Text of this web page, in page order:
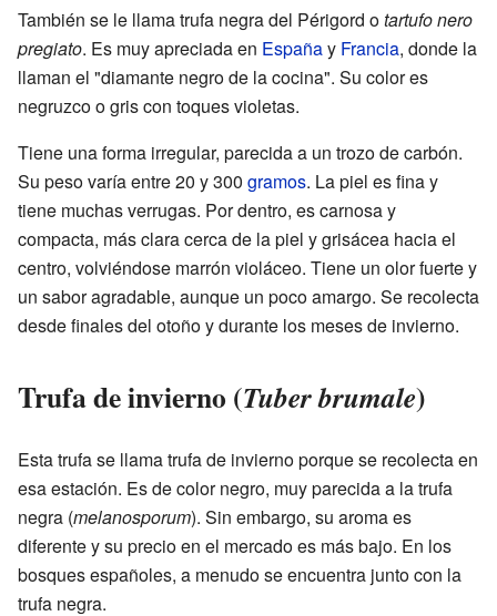
También se le llama trufa negra del Périgord otartufo nero
pregiato. Es muy apreciada en Españay Francia, donde la
llaman el "diamante negro de la cocina". Su color es
negruzco o gris con toques violetas.
Tiene una forma irregular, parecida a un trozo de carbón.
Su peso varía entre 20 y 300 gramos. La piel es fina y
tiene muchas verrugas. Por dentro, es carnosa y
compacta, más clara cerca de la piel y grisácea hacia el
centro, volviéndose marrón violáceo. Tiene un olor fuerte y
un sabor agradable, aunque un poco amargo. Se recolecta
desde finales del otoño y durante los meses de invierno.
Trufa de invierno (Tuber brumale)
Esta trufa se llama trufa de invierno porque se recolecta en
esa estación. Es de color negro, muy parecida a la trufa
negra (melanosporum). Sin embargo, su aroma es
diferente y su precio en el mercado es más bajo. En los
bosques españoles, a menudo se encuentra junto con la
trufa negra.